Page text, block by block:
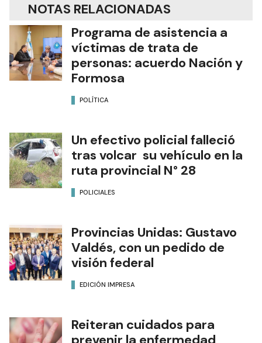
NOTAS RELACIONADAS
Programa de asistencia a
víctimas de trata de
personas: acuerdo Nación y
Formosa
POLÍTICA
Un efectivo policial falleció
tras volcar su vehículo en la
ruta provincial N° 28
POLICIALES
Provincias Unidas: Gustavo
Valdés, con un pedido de
visión federal
EDICIÓN IMPRESA
Reiteran cuidados para